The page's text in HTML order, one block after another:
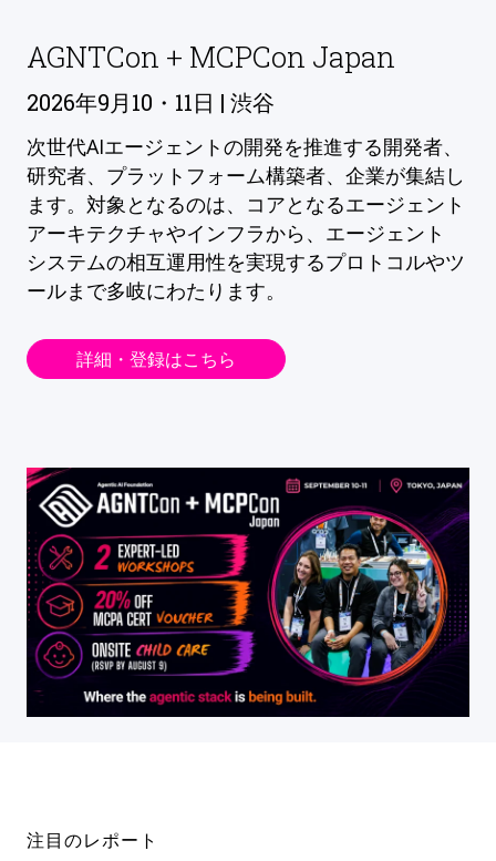
AGNTCon + MCPCon Japan
2026年9月10・11日 | 渋谷
次世代AIエージェントの開発を推進する開発者、
研究者、プラットフォーム構築者、企業が集結し
ます。対象となるのは、コアとなるエージェント
アーキテクチャやインフラから、エージェント
システムの相互運用性を実現するプロトコルやツ
ールまで多岐にわたります。
詳細・登録はこちら
注目のレポート